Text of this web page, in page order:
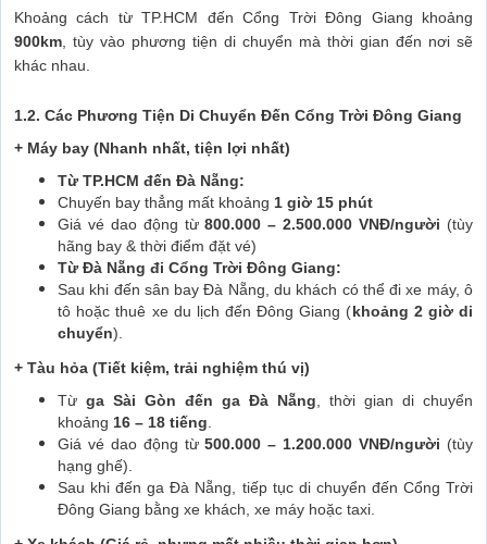
Khoảng cách từ TP.HCM đến Cổng Trời Đông Giang khoảng
900km , tùy vào phương tiện di chuyển mà thời gian đến nơi sẽ
khác nhau.
1.2. Các Phương Tiện Di Chuyển Đến Cổng Trời Đông Giang
+ Máy bay (Nhanh nhất, tiện lợi nhất)
Từ TP.HCM đến Đà Nẵng:
Chuyến bay thẳng mất khoảng 1 giờ 15 phút
Giá vé dao động từ800.000 – 2.500.000 VNĐ/người (tùy
hãng bay & thời điểm đặt vé)
Từ Đà Nẵng đi Cổng Trời Đông Giang:
Sau khi đến sân bay Đà Nẵng, du khách có thể đi xe máy, ô
tô hoặc thuê xe du lịch đến Đông Giang (khoảng 2 giờ di
chuyển).
+ Tàu hỏa (Tiết kiệm, trải nghiệm thú vị)
Từ ga Sài Gòn đến ga Đà Nẵng , thời gian di chuyển
khoảng 16 – 18 tiếng
Giá vé dao động từ500.000 – 1.200.000 VNĐ/người (tùy
hạng ghế).
Sau khi đến ga Đà Nẵng, tiếp tục di chuyển đến Cổng Trời
Đông Giang bằng xe khách, xe máy hoặc taxi.